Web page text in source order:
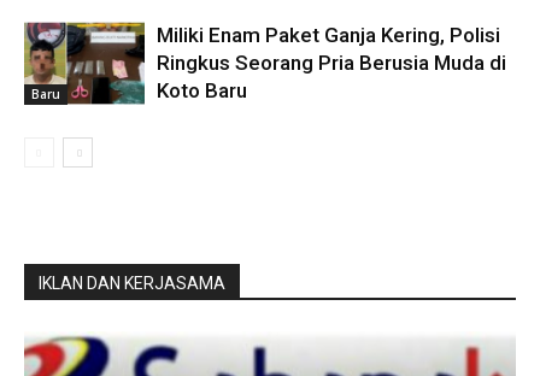
Baru
Miliki Enam Paket Ganja Kering, Polisi
Ringkus Seorang Pria Berusia Muda di
Koto Baru
IKLAN DAN KERJASAMA